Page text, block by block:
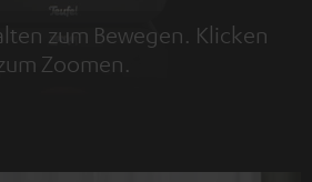
zum Bewegen. Klicken
Zoomen.
Tap to zoom